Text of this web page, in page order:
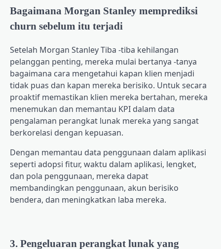
Bagaimana Morgan Stanley memprediksi
churn sebelum itu terjadi
Setelah Morgan StanleyTiba -tiba kehilangan
pelanggan penting, mereka mulai bertanya -tanya
bagaimana cara mengetahui kapan klien menjadi
tidak puas dan kapan mereka berisiko. Untuk secara
proaktif memastikan klien mereka bertahan, mereka
menemukan dan memantau KPI dalam data
pengalaman perangkat lunak mereka yang sangat
berkorelasi dengan kepuasan.
Dengan memantau data penggunaan dalam aplikasi
seperti adopsi fitur, waktu dalam aplikasi, lengket,
dan pola penggunaan, mereka dapat
membandingkan penggunaan, akun berisiko
bendera, dan meningkatkan laba mereka.
3. Pengeluaran perangkat lunak yang